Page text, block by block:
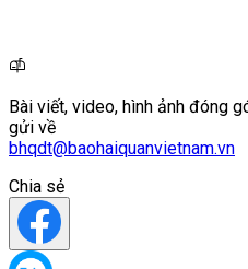
Bài viết, video, hình ảnh đóng
gửi về
bhqdt@baohaiquanvietnam.vn
Chia sẻ